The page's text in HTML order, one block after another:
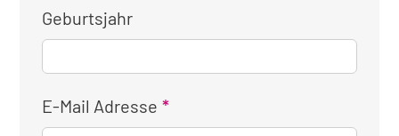
Geburtsjahr
E-Mail Adresse